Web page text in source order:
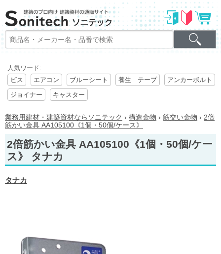
人気ワード:
ビス
エアコン ブルーシート 養生 テープ
アンカーボルト
ジョイナー
キャスター
業務用建材・建築資材ならソニテック › 構造金物 › 筋交い金物 › 2倍
筋かい金具 AA105100《1個・50個/ケース》
2倍筋かい金具 AA105100《1個・50個/ケー
ス》 タナカ
タナカ